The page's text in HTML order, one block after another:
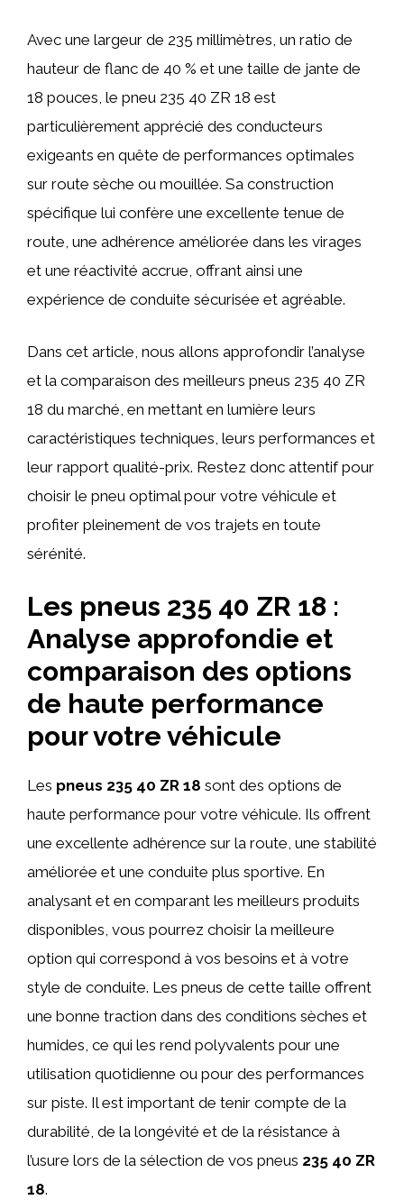
Avec une largeur de 235 millimètres, un ratio de
hauteur de flanc de 40 % et une taille de jante de
18 pouces, le pneu 235 40 ZR 18 est
particulièrement apprécié des conducteurs
exigeants en quête de performances optimales
sur route sèche ou mouillée. Sa construction
spécifique lui confère une excellente tenue de
route, une adhérence améliorée dans les virages
et une réactivité accrue, offrant ainsi une
expérience de conduite sécurisée et agréable.
Dans cet article, nous allons approfondir l’analyse
et la comparaison des meilleurs pneus 235 40 ZR
18 du marché, en mettant en lumière leurs
caractéristiques techniques, leurs performances et
leur rapport qualité-prix. Restez donc attentif pour
choisir le pneu optimal pour votre véhicule et
profiter pleinement de vos trajets en toute
sérénité.
Les pneus 235 40 ZR 18 :
Analyse approfondie et
comparaison des options
de haute performance
pour votre véhicule
Les pneus 235 40 ZR 18 sont des options de
haute performance pour votre véhicule. Ils offrent
une excellente adhérence sur la route, une stabilité
améliorée et une conduite plus sportive. En
analysant et en comparant les meilleurs produits
disponibles, vous pourrez choisir la meilleure
option qui correspond à vos besoins et à votre
style de conduite. Les pneus de cette taille offrent
une bonne traction dans des conditions sèches et
humides, ce qui les rend polyvalents pour une
utilisation quotidienne ou pour des performances
sur piste. Il est important de tenir compte de la
durabilité, de la longévité et de la résistance à
l’usure lors de la sélection de vos pneus 235 40 ZR
18.